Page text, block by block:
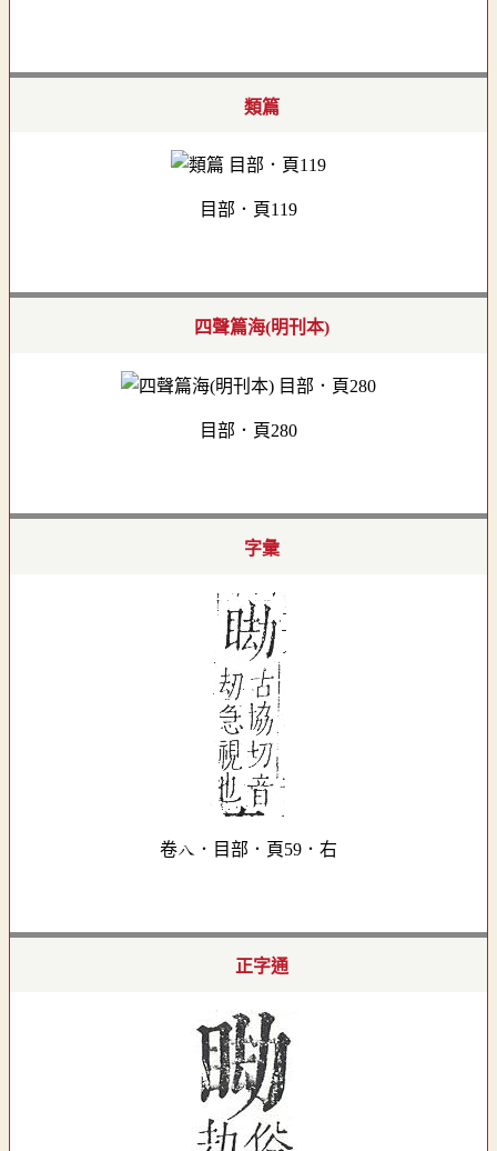
類篇
目部．頁119
四聲篇海(明刊本)
目部．頁280
字彙
卷八．目部．頁59．右
正字通